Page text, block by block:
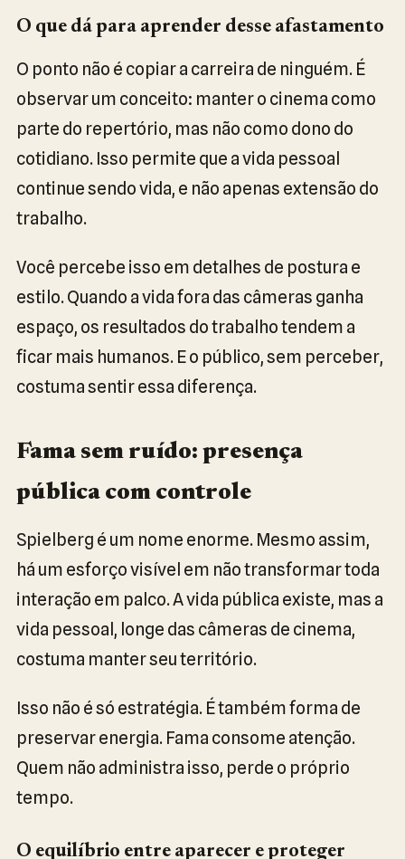
O que dá para aprender desse afastamento
O ponto não é copiar a carreira de ninguém. É
observar um conceito: manter o cinema como
parte do repertório, mas não como dono do
cotidiano. Isso permite que a vida pessoal
continue sendo vida, e não apenas extensão do
trabalho.
Você percebe isso em detalhes de postura e
estilo. Quando a vida fora das câmeras ganha
espaço, os resultados do trabalho tendem a
ficar mais humanos. E o público, sem perceber,
costuma sentir essa diferença.
Fama sem ruído: presença
pública com controle
Spielberg é um nome enorme. Mesmo assim,
há um esforço visível em não transformar toda
interação em palco. A vida pública existe, mas a
vida pessoal, longe das câmeras de cinema,
costuma manter seu território.
Isso não é só estratégia. É também forma de
preservar energia. Fama consome atenção.
Quem não administra isso, perde o próprio
tempo.
O equilíbrio entre aparecer e proteger